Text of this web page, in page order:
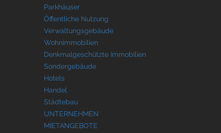
Parkhäuser
Öffentliche Nutzung
Verwaltungsgebäude
Wohnimmobilien
Denkmalgeschützte Immobilien
Sondergebäude
Hotels
Handel
Städtebau
UNTERNEHMEN
MIETANGEBOTE